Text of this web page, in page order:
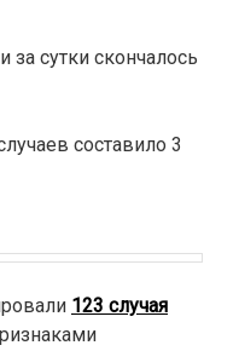
за сутки скончалось
составило 3
123 случая